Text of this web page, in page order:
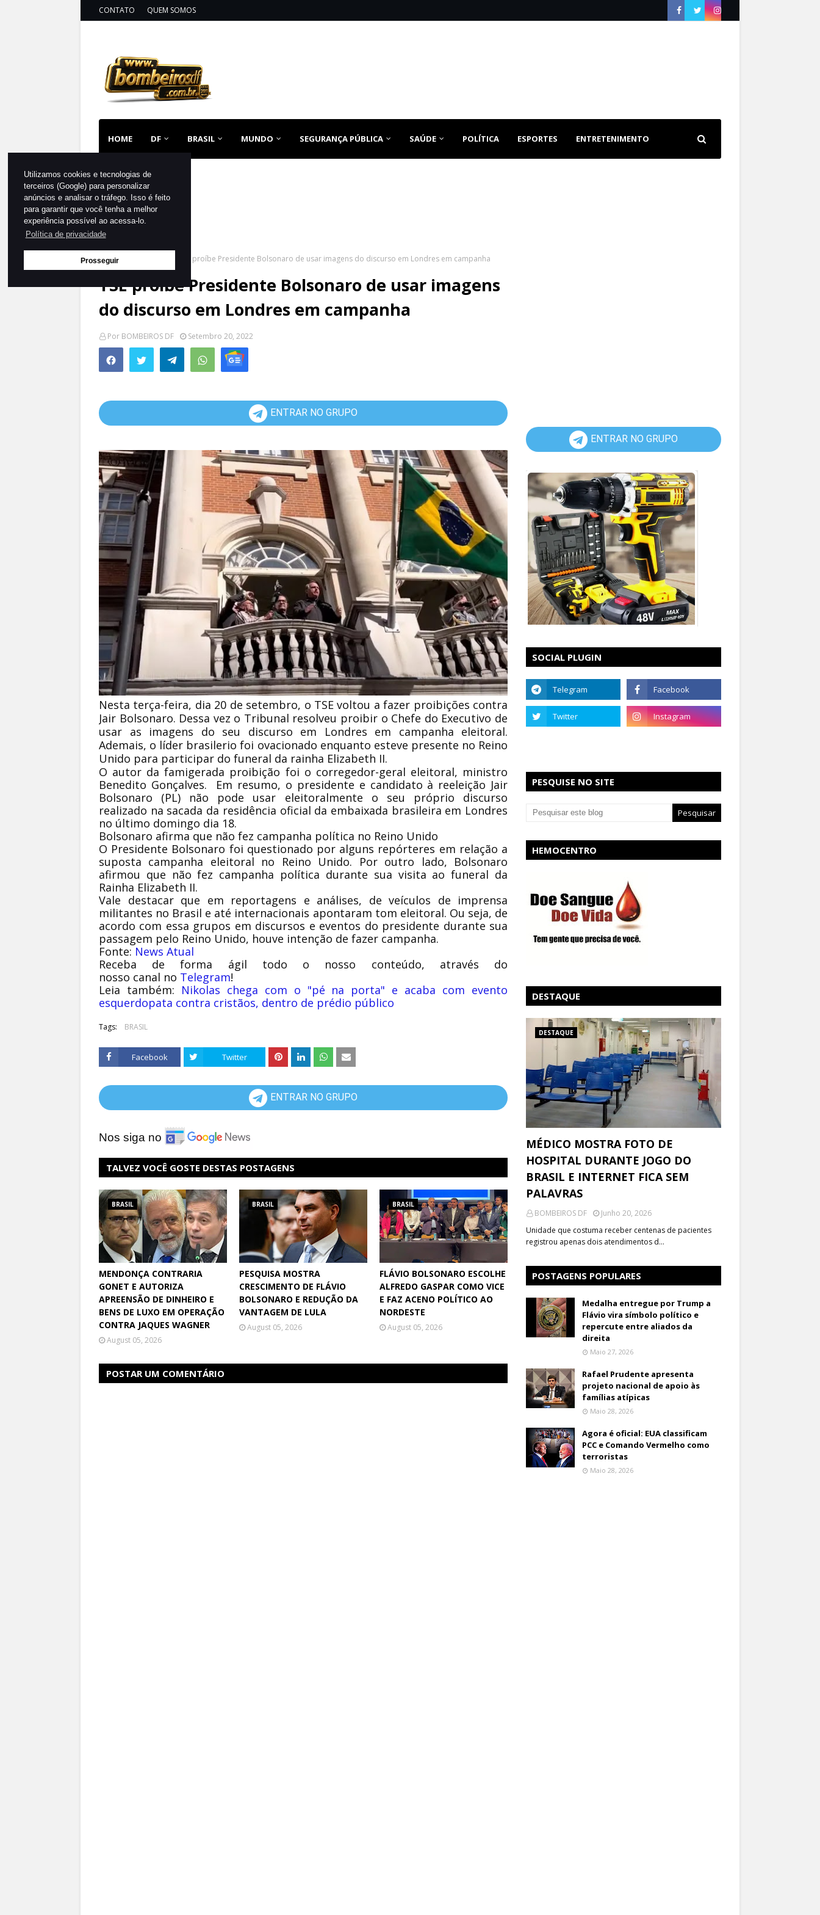
Utilizamos cookies e tecnologias de
terceiros (Google) para personalizar
anúncios e analisar o tráfego. Isso é feito
para garantir que você tenha a melhor
experiência possível ao acessa-lo.
Política de privacidade
Prosseguir
CONTATO QUEM SOMOS
HOME DF BRASIL MUNDO SEGURANÇA PÚBLICA SAÚDE POLÍTICA ESPORTES ENTRETENIMENTO
Página inicial TSE proíbe Presidente Bolsonaro de usar imagens do discurso em Londres em campanha
TSE proíbe Presidente Bolsonaro de usar imagens
do discurso em Londres em campanha
Por BOMBEIROS DF Setembro 20, 2022
ENTRAR NO GRUPO
Nesta terça-feira, dia 20 de setembro, o TSE voltou a fazer proibições contra
Jair Bolsonaro. Dessa vez o Tribunal resolveu proibir o Chefe do Executivo de
usar as imagens do seu discurso em Londres em campanha eleitoral.
Ademais, o líder brasilerio foi ovacionado enquanto esteve presente no Reino
Unido para participar do funeral da rainha Elizabeth II.
O autor da famigerada proibição foi o corregedor-geral eleitoral, ministro
Benedito Gonçalves. Em resumo, o presidente e candidato à reeleição Jair
Bolsonaro (PL) não pode usar eleitoralmente o seu próprio discurso
realizado na sacada da residência oficial da embaixada brasileira em Londres
no último domingo dia 18.
Bolsonaro afirma que não fez campanha política no Reino Unido
O Presidente Bolsonaro foi questionado por alguns repórteres em relação a
suposta campanha eleitoral no Reino Unido. Por outro lado, Bolsonaro
afirmou que não fez campanha política durante sua visita ao funeral da
Rainha Elizabeth II.
Vale destacar que em reportagens e análises, de veículos de imprensa
militantes no Brasil e até internacionais apontaram tom eleitoral. Ou seja, de
acordo com essa grupos em discursos e eventos do presidente durante sua
passagem pelo Reino Unido, houve intenção de fazer campanha.
Fonte: News Atual
Receba de forma ágil todo o nosso conteúdo, através do
nosso canal no Telegram!
Leia também: Nikolas chega com o "pé na porta" e acaba com evento
esquerdopata contra cristãos, dentro de prédio público
Tags: BRASIL
Facebook Twitter
ENTRAR NO GRUPO
Nos siga no
TALVEZ VOCÊ GOSTE DESTAS POSTAGENS
BRASIL
MENDONÇA CONTRARIA
GONET E AUTORIZA
APREENSÃO DE DINHEIRO E
BENS DE LUXO EM OPERAÇÃO
CONTRA JAQUES WAGNER
August 05, 2026
BRASIL
PESQUISA MOSTRA
CRESCIMENTO DE FLÁVIO
BOLSONARO E REDUÇÃO DA
VANTAGEM DE LULA
August 05, 2026
BRASIL
FLÁVIO BOLSONARO ESCOLHE
ALFREDO GASPAR COMO VICE
E FAZ ACENO POLÍTICO AO
NORDESTE
August 05, 2026
POSTAR UM COMENTÁRIO
ENTRAR NO GRUPO
SOCIAL PLUGIN
PESQUISE NO SITE
HEMOCENTRO
DESTAQUE
DESTAQUE
MÉDICO MOSTRA FOTO DE
HOSPITAL DURANTE JOGO DO
BRASIL E INTERNET FICA SEM
PALAVRAS
BOMBEIROS DF
Junho 20, 2026
Unidade que costuma receber centenas de pacientes
registrou apenas dois atendimentos d…
POSTAGENS POPULARES
Medalha entregue por Trump a
Flávio vira símbolo político e
repercute entre aliados da
direita
Maio 27, 2026
Rafael Prudente apresenta
projeto nacional de apoio às
famílias atípicas
Maio 28, 2026
Agora é oficial: EUA classificam
PCC e Comando Vermelho como
terroristas
Maio 28, 2026